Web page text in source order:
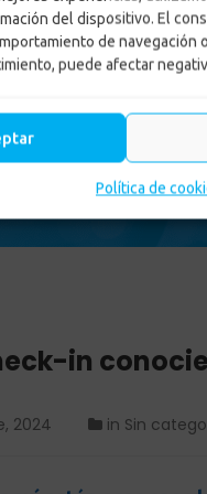
del dispositivo. El
de navegación
puede afectar
Política de
haz tu
¡Antes de
in
2024 in Sin